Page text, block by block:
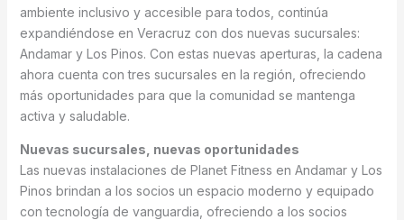
ambiente inclusivo y accesible para todos, continúa
expandiéndose en Veracruz con dos nuevas sucursales:
Andamar y Los Pinos. Con estas nuevas aperturas, la cadena
ahora cuenta con tres sucursales en la región, ofreciendo
más oportunidades para que la comunidad se mantenga
activa y saludable.
Nuevas sucursales, nuevas oportunidades
Las nuevas instalaciones de Planet Fitness en Andamar y Los
Pinos brindan a los socios un espacio moderno y equipado
con tecnología de vanguardia, ofreciendo a los socios